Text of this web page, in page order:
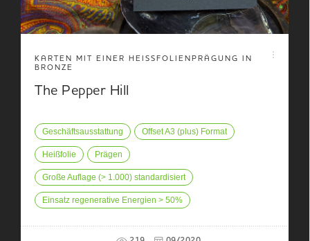
KARTEN MIT EINER HEISSFOLIENPRÄGUNG IN B
RONZE
The Pepper Hill
Geschäftsausstattung Offset A3 (plus) Format
Heißfolie Prägen
Große Auflage (> 1.000) standardisiert
Einsatz regenerative Energien > 50%